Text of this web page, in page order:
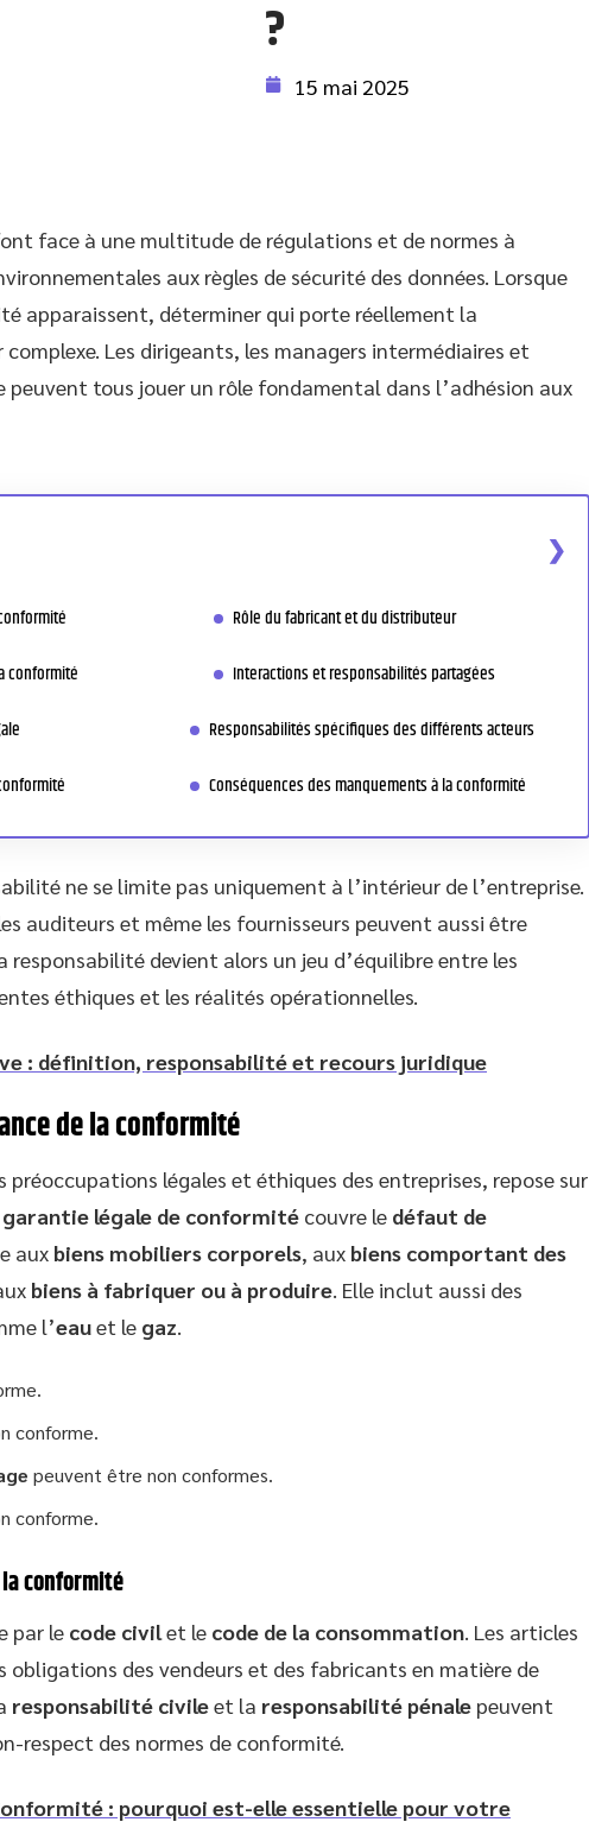
?
15 mai 2025
face à une multitude de régulations et de normes à
aux règles de sécurité des données. Lorsque
apparaissent, déterminer qui porte réellement la
Les dirigeants, les managers intermédiaires et
peuvent tous jouer un rôle fondamental dans l’adhésion aux
conformité
Rôle du fabricant et du distributeur
Interactions et responsabilités partagées
Responsabilités spécifiques des différents acteurs
Conséquences des manquements à la conformité
ne se limite pas uniquement à l’intérieur de l’entreprise.
auditeurs et même les fournisseurs peuvent aussi être
responsabilité devient alors un jeu d’équilibre entre les
éthiques et les réalités opérationnelles.
: définition, responsabilité et recours juridique
de la conformité
légales et éthiques des entreprises, repose sur
garantie légale de conformité couvre le défaut de
aux biens mobiliers corporels, aux biens comportant des
biens à fabriquer ou à produire . Elle inclut aussi des
l’eauet le gaz
conforme.
peuvent être non conformes.
conforme.
conformité
par le code civil et le code de la consommation . Les articles
obligations des vendeurs et des fabricants en matière de
responsabilité civileet la responsabilité pénale peuvent
respect des normes de conformité.
: pourquoi est-elle essentielle pour votre